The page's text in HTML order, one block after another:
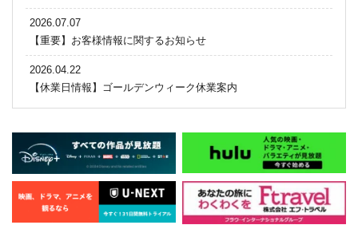
2026.07.07
【重要】お客様情報に関するお知らせ
2026.04.22
【休業日情報】ゴールデンウィーク休業案内